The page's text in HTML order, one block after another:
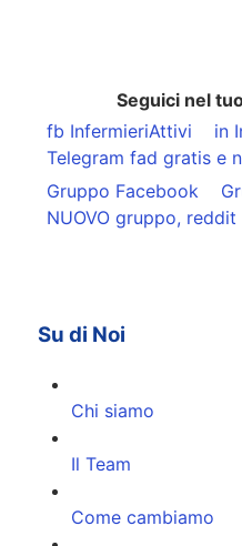
Seguici nel
fb InfermieriAttivi
in
Telegram fad gratis e
Gruppo Facebook
NUOVO gruppo, reddit
Su di Noi
Chi siamo
Il Team
Come cambiamo